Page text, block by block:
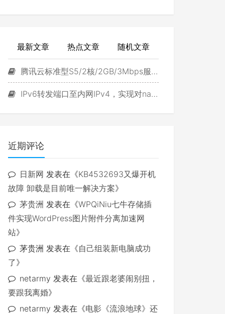
最新文章 热点文章 随机文章
腾讯云标准型S5/2核/2GB/3Mbps服务器试用
IPv6转发端口至内网IPv4，实现对navidrome直接访问
近期评论
日新网 发表在《KB4532693又爆开机
故障 卸载是目前唯一解决方案》
茅贵洲 发表在《WPQiNiu七牛存储插
件实现WordPress图片附件分离加速网
站》
茅贵洲 发表在《自己组装新电脑成功
了》
netarmy 发表在《最近跟老婆闹别扭，
要跟我离婚》
netarmy 发表在《电影《流浪地球》还